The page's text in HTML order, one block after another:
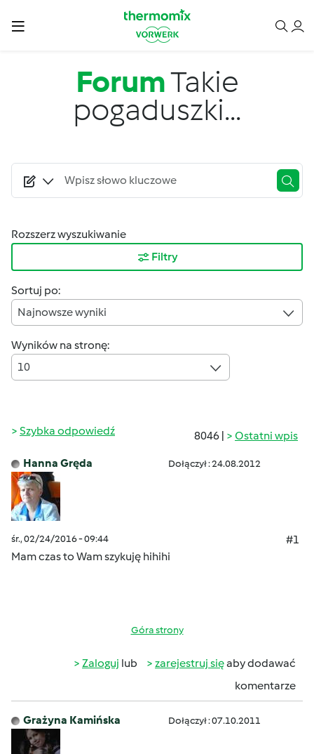
ForumTakie
pogaduszki...
Rozszerz wyszukiwanie
Filtry
Sortuj po:
Najnowsze wyniki
Wyników na stronę:
10
8046 | Ostatni wpis
Szybka odpowiedź
Hanna Gręda Dołączył : 24.08.2012
śr., 02/24/2016 - 09:44
#1
Mam czas to Wam szykuję hihihi
Góra strony
Zaloguj lub zarejestruj sięaby dodawać
komentarze
Grażyna Kamińska Dołączył : 07.10.2011